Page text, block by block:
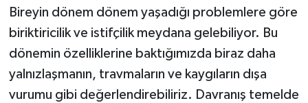
Bireyin dönem dönem yaşadığı problemlere göre
biriktiricilik ve istifçilik meydana gelebiliyor. Bu
dönemin özelliklerine baktığımızda biraz daha
yalnızlaşmanın, travmaların ve kaygıların dışa
vurumu gibi değerlendirebiliriz. Davranış temelde